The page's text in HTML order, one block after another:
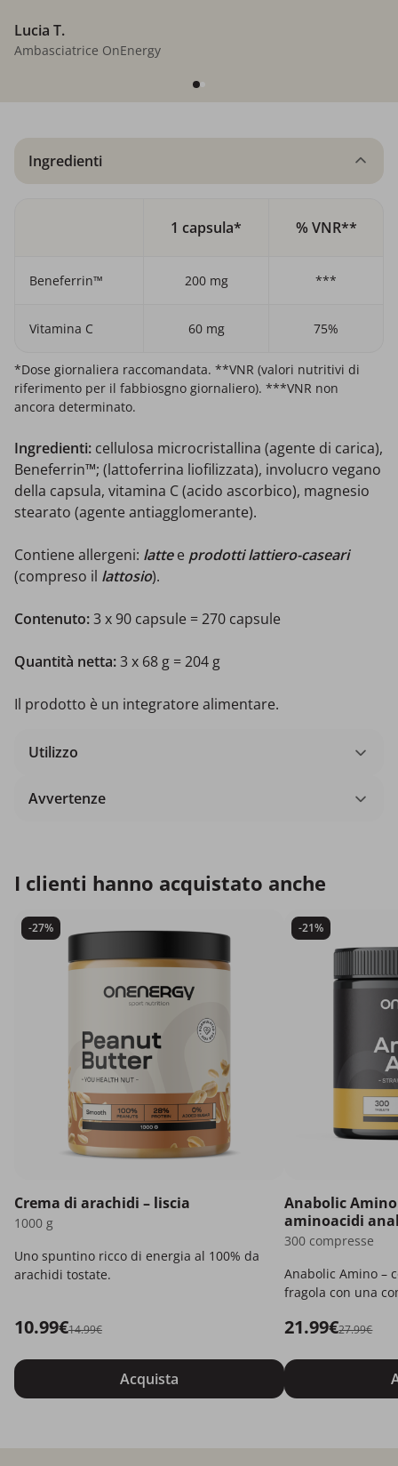
Lucia T.
Ambasciatrice OnEnergy
Ingredienti
1 capsula* % VNR**
Beneferrin™ 200 mg ***
Vitamina C 60 mg 75%
*Dose giornaliera raccomandata. **VNR (valori nutritivi di
riferimento per il fabbiosgno giornaliero). ***VNR non
ancora determinato.
Ingredienti: cellulosa microcristallina (agente di carica),
Beneferrin™; (lattoferrina liofilizzata), involucro vegano
della capsula, vitamina C (acido ascorbico), magnesio
stearato (agente antiagglomerante).
Contiene allergeni: lattee prodotti lattiero-caseari
(compreso il lattosio).
Contenuto:3 x 90 capsule = 270 capsule
Quantità netta:3 x 68 g = 204 g
Il prodotto è un integratore alimentare.
Utilizzo
Avvertenze
I clienti hanno acquistato anche
-27%
Crema di arachidi – liscia
1000 g
Uno spuntino ricco di energia al 100% da
arachidi tostate.
10.99€14.99€
Acquista
-21%
Anabolic
aminoacidi
300 compresse
Anabolic Amino –
fragola con una
21.99€27.99€